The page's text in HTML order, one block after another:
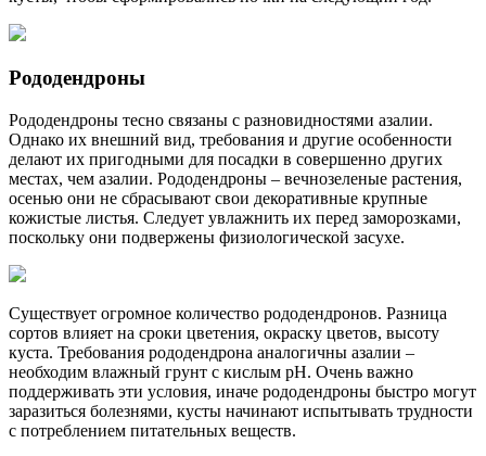
Рододендроны
Рододендроны тесно связаны с разновидностями азалии.
Однако их внешний вид, требования и другие особенности
делают их пригодными для посадки в совершенно других
местах, чем азалии. Рододендроны – вечнозеленые растения,
осенью они не сбрасывают свои декоративные крупные
кожистые листья. Следует увлажнить их перед заморозками,
поскольку они подвержены физиологической засухе.
Существует огромное количество рододендронов. Разница
сортов влияет на сроки цветения, окраску цветов, высоту
куста. Требования рододендрона аналогичны азалии –
необходим влажный грунт с кислым pH. Очень важно
поддерживать эти условия, иначе рододендроны быстро могут
заразиться болезнями, кусты начинают испытывать трудности
с потреблением питательных веществ.